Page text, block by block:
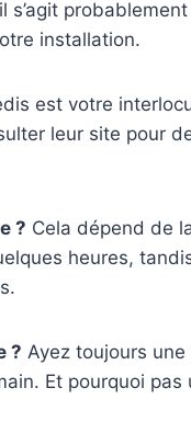
installation.
est votre
leur site pour
? Cela dépend de
heures,
? Ayez toujours
Et pourquoi pas